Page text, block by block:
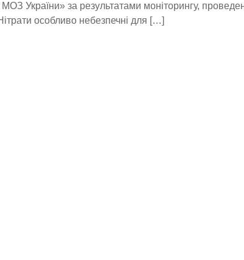
України» за результатами моніторингу,
особливо небезпечні для […]